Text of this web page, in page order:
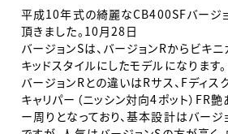
平成10年式の綺麗なCB400SFバージ
頂きました。10月28日
バージョンSは、バージョンRからビキニ
キッドスタイルにしたモデルになります。
バージョンRとの違いはRサス、Fディス
キャリパー（ニッシン対向4ポット）FR
ー周りとなっており、基本設計はバージ